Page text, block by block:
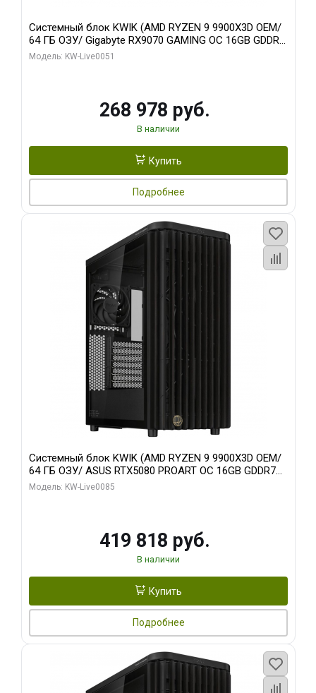
Системный блок KWIK (AMD RYZEN 9 9900X3D OEM/
64 ГБ ОЗУ/ Gigabyte RX9070 GAMING OC 16GB GDDR6
256bit 2xDP 2xH/ 960 ГБ SSD)
Модель: KW-Live0051
268 978 руб.
В наличии
Купить
Подробнее
Системный блок KWIK (AMD RYZEN 9 9900X3D OEM/
64 ГБ ОЗУ/ ASUS RTX5080 PROART OC 16GB GDDR7
256bit Type-C DP 2/ 960 ГБ SSD)
Модель: KW-Live0085
419 818 руб.
В наличии
Купить
Подробнее